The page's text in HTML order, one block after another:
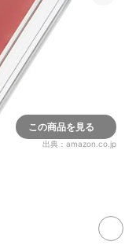
この商品を見る
出典： amazon.co.jp